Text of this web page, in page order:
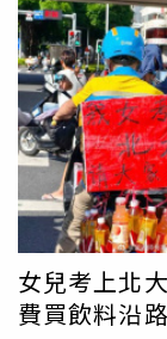
台分享買不到的
發布公告表示：
蛋糕，請直接至
現場販售為主，
外，店家也提到
預訂、門市自取
女兒考上北
費買飲料沿